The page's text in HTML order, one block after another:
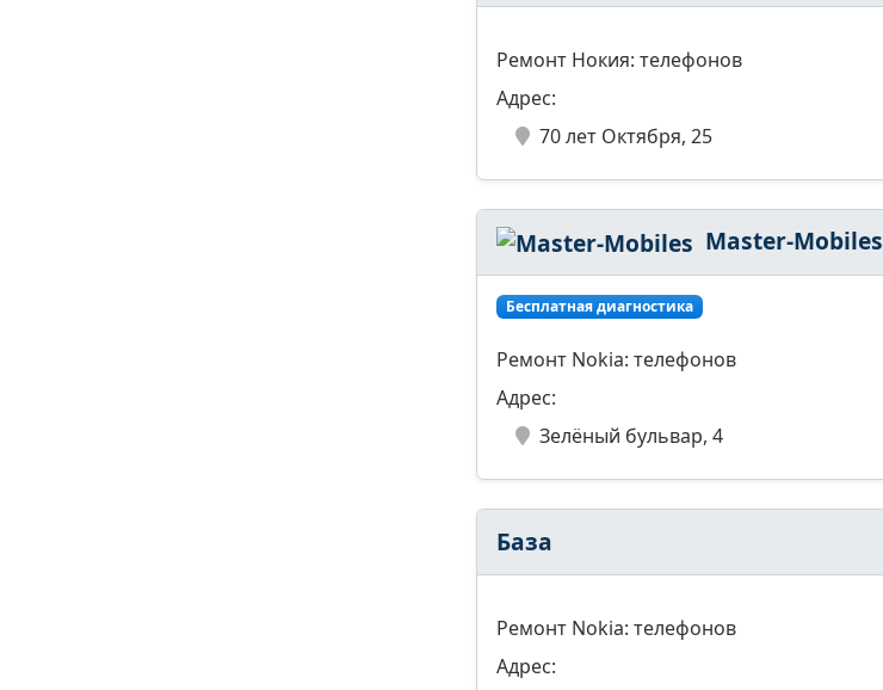
Ремонт Нокия: телефонов
Адрес:
70 лет Октября, 25
Master-Mobiles
Бесплатная диагностика
Ремонт Nokia: телефонов
Адрес:
Зелёный бульвар, 4
База
Ремонт Nokia: телефонов
Адрес: